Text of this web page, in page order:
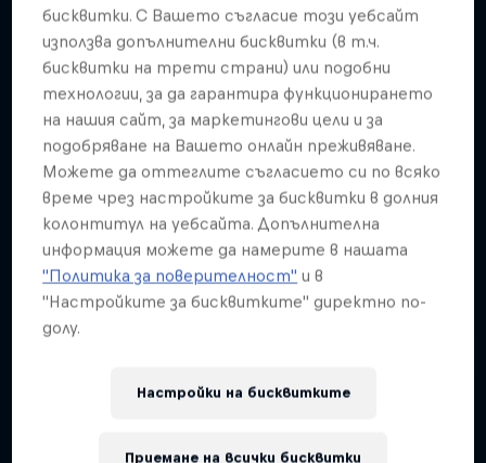
бисквитки. С Вашето съгласие този уебсайт
използва допълнителни бисквитки (в т.ч.
бисквитки на трети страни) или подобни
технологии, за да гарантира функционирането
на нашия сайт, за маркетингови цели и за
подобряване на Вашето онлайн преживяване.
Можете да оттеглите съгласието си по всяко
време чрез настройките за бисквитки в долния
колонтитул на уебсайта. Допълнителна
информация можете да намерите в нашата
"Политика за поверителност" и в
"Настройките за бисквитките" директно по-
долу.
Настройки на бисквитките
Приемане на всички бисквитки